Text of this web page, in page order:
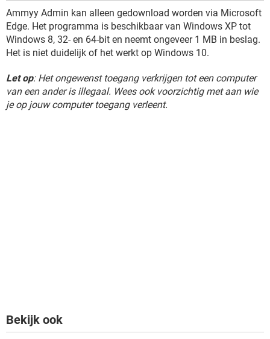
Ammyy Admin kan alleen gedownload worden via Microsoft
Edge. Het programma is beschikbaar van Windows XP tot
Windows 8, 32- en 64-bit en neemt ongeveer 1 MB in beslag.
Het is niet duidelijk of het werkt op Windows 10.
Let op: Het ongewenst toegang verkrijgen tot een computer
van een ander is illegaal. Wees ook voorzichtig met aan wie
je op jouw computer toegang verleent.
Bekijk ook